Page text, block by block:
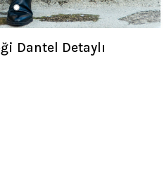
Dantel Detaylı